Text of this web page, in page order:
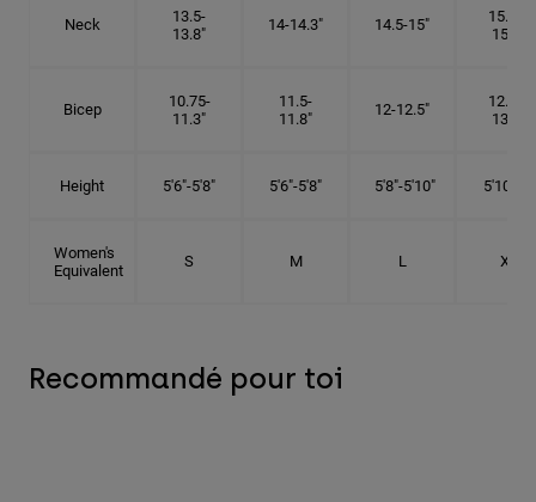
Neck
13.5-
13.8"
14-14.3" 14.5-15"
15.25-
15.5"
Bicep
10.75-
11.3"
11.5-
11.8"
12-12.5"
12.75-
13.3"
Height 5'6"-5'8" 5'6"-5'8" 5'8"-5'10" 5'10"- 6'
Women's
Equivalent
S M L XL
Recommandé pour toi